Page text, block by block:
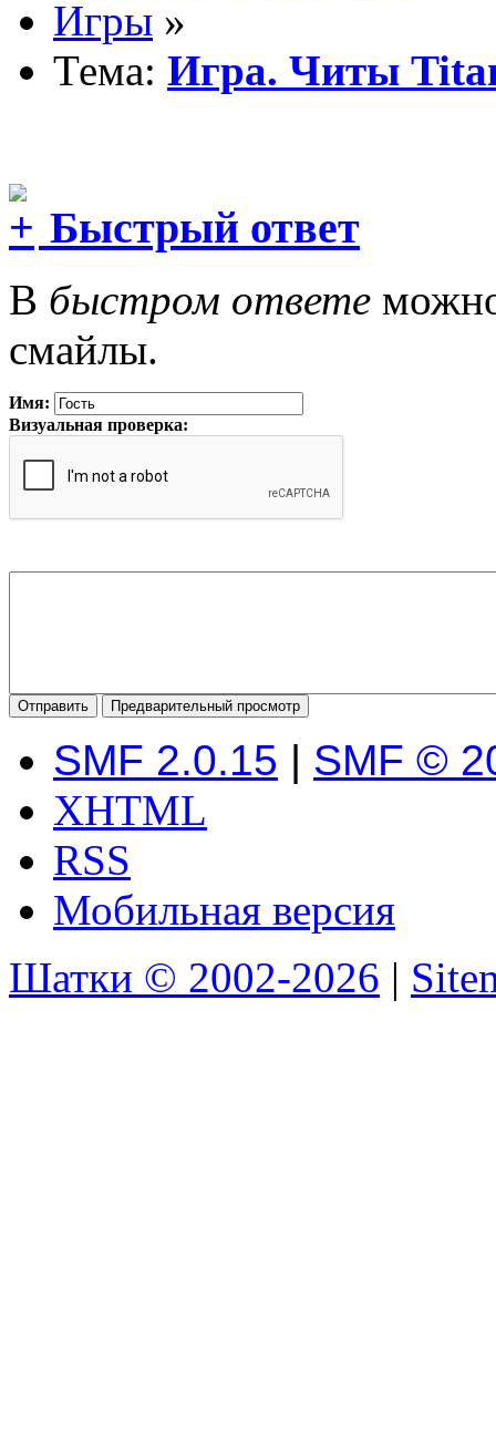
Игры »
Тема: Игра. Читы
Быстрый ответ
В быстром ответе
смайлы.
Имя:
Визуальная проверка:
SMF 2.0.15 | SMF ©
XHTML
RSS
Мобильная версия
Шатки © 2002-2026 |